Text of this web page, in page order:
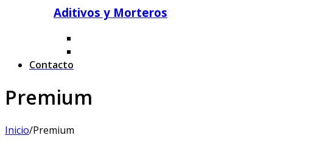
Aditivos y Morteros
Contacto
Premium
Inicio/Premium